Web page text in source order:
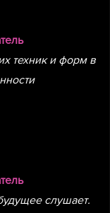
техник и форм в
слушает.